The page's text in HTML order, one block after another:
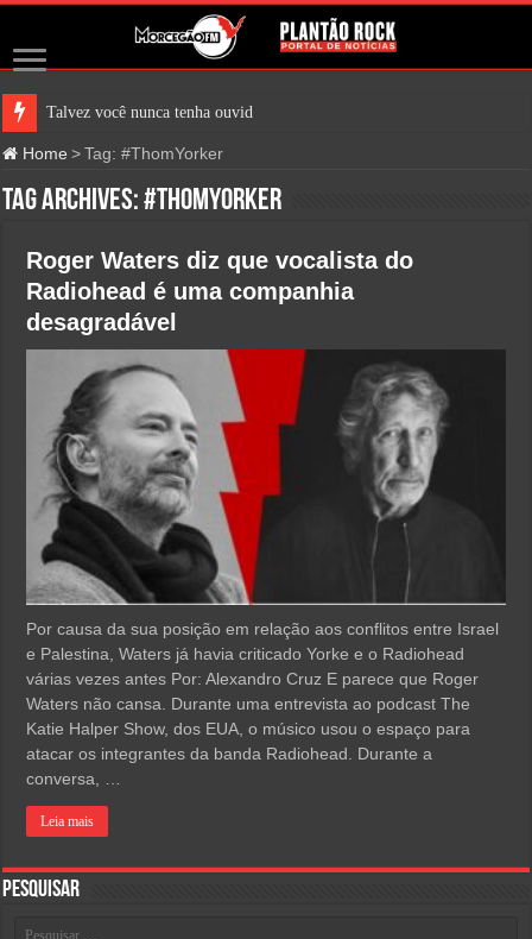
Talvez você nunca tenha ouvido fa
Home > Tag:#ThomYorker
Tag Archives:#ThomYorker
Roger Waters diz que vocalista do
Radiohead é uma companhia
desagradável
Por causa da sua posição em relação aos conflitos entre Israel
e Palestina, Waters já havia criticado Yorke e o Radiohead
várias vezes antes Por: Alexandro Cruz E parece que Roger
Waters não cansa. Durante uma entrevista ao podcast The
Katie Halper Show, dos EUA, o músico usou o espaço para
atacar os integrantes da banda Radiohead. Durante a
conversa, …
Leia mais
Pesquisar